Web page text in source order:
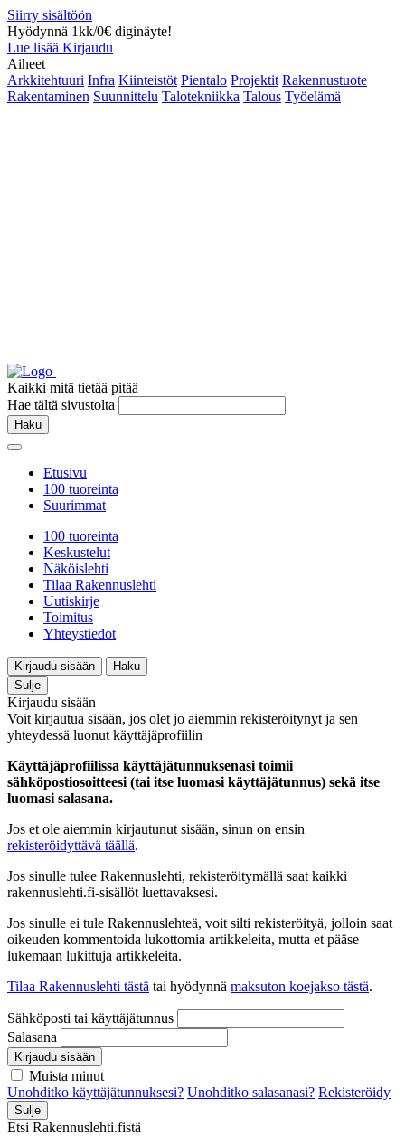
Siirry sisältöön
Hyödynnä 1kk/0€ diginäyte!
Lue lisää Kirjaudu
Aiheet
Arkkitehtuuri Infra Kiinteistöt Pientalo Projektit Rakennustuote
Rakentaminen Suunnittelu Talotekniikka Talous Työelämä
Kaikki mitä tietää pitää
Hae tältä sivustolta
Haku
Etusivu
100 tuoreinta
Suurimmat
100 tuoreinta
Keskustelut
Näköislehti
Tilaa Rakennuslehti
Uutiskirje
Toimitus
Yhteystiedot
Kirjaudu sisään
Haku
Sulje
Kirjaudu sisään
Voit kirjautua sisään, jos olet jo aiemmin rekisteröitynyt ja sen
yhteydessä luonut käyttäjäprofiilin
Käyttäjäprofiilissa käyttäjätunnuksenasi toimii
sähköpostiosoitteesi (tai itse luomasi käyttäjätunnus) sekä itse
luomasi salasana.
Jos et ole aiemmin kirjautunut sisään, sinun on ensin
rekisteröidyttävä täällä.
Jos sinulle tulee Rakennuslehti, rekisteröitymällä saat kaikki
rakennuslehti.fi-sisällöt luettavaksesi.
Jos sinulle ei tule Rakennuslehteä, voit silti rekisteröityä, jolloin saat
oikeuden kommentoida lukottomia artikkeleita, mutta et pääse
lukemaan lukittuja artikkeleita.
Tilaa Rakennuslehti tästä tai hyödynnä maksuton koejakso tästä.
Sähköposti tai käyttäjätunnus
Salasana
Kirjaudu sisään
Muista minut
Unohditko käyttäjätunnuksesi? Unohditko salasanasi? Rekisteröidy
Sulje
Etsi Rakennuslehti.fistä